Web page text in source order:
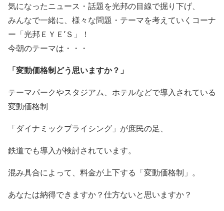
気になったニュース・話題を光邦の目線で掘り下げ、
みんなで一緒に、様々な問題・テーマを考えていくコーナ
ー「光邦ＥＹＥ’Ｓ」！
今朝のテーマは・・・
「変動価格制どう思いますか？」
テーマパークやスタジアム、ホテルなどで導入されている
変動価格制
「ダイナミックプライシング」が庶民の足、
鉄道でも導入が検討されています。
混み具合によって、料金が上下する「変動価格制」。
あなたは納得できますか？仕方ないと思いますか？